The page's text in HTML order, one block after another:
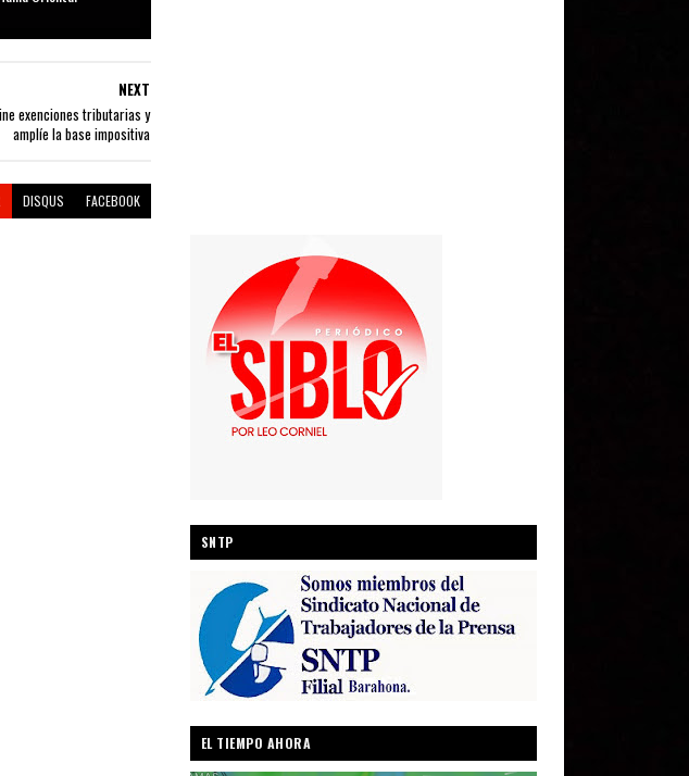
NEXT
exenciones tributarias y
amplíe la base impositiva
DISQUS FACEBOOK
SNTP
EL TIEMPO AHORA